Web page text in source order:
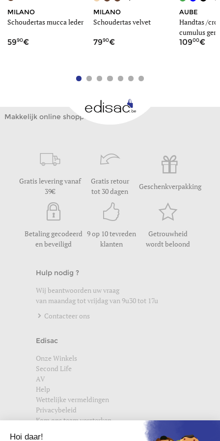
MILANO
Schoudertas mucca leder
5990
MILANO
Schoudertas velvet
7990
AUBE
Handtas /
cumulus
nylon
10900
Makkelijk online shoppen
Gratis levering vanaf
39
Gratis retour
tot 30 dagen
Geschenkverpakking
Betaling gecodeerd
en beveiligd
9 op 10 tevreden
klanten
Getrouwheid
wordt beloond
Hulp nodig ?
Wij beantwoorden uw vraag
van maandag tot vrijdag van 9u30 tot 17u
Contacteer ons
Edisac
Onze Winkels
Second Life
AV
Help
Wettelijke vermeldingen
Privacybeleid
Kom ons team versterken